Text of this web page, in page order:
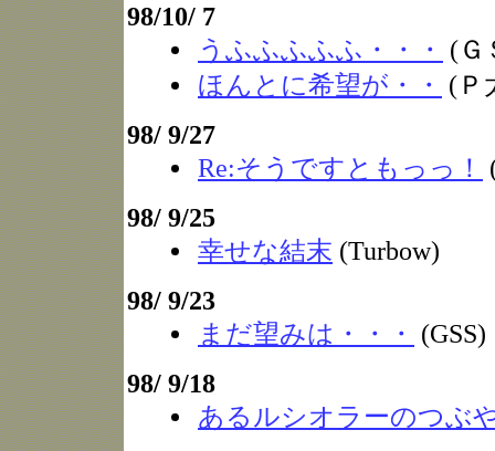
98/10/ 7
うふふふふふ・・・
(Ｇ
ほんとに希望が・・
(Ｐ
98/ 9/27
Re:そうですともっっ！
98/ 9/25
幸せな結末 (Turbow)
98/ 9/23
まだ望みは・・・
(GSS)
98/ 9/18
あるルシオラーのつぶ